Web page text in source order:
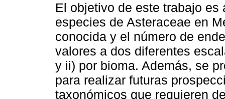
El objetivo de este trabajo
especies de Asteraceae en
conocida y el número de
valores a dos diferentes
y ii) por bioma. Además, se
para realizar futuras
taxonómicos que requieren